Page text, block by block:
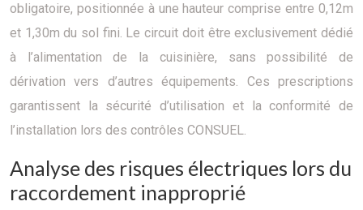
obligatoire, positionnée à une hauteur comprise entre 0,12m
et 1,30m du sol fini. Le circuit doit être exclusivement dédié
à l’alimentation de la cuisinière, sans possibilité de
dérivation vers d’autres équipements. Ces prescriptions
garantissent la sécurité d’utilisation et la conformité de
l’installation lors des contrôles CONSUEL.
Analyse des risques électriques lors du
raccordement inapproprié